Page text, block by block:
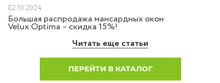
02.10.2024
Большая распродажа мансардных окон
Velux Optima – скидка 15%!
Читать еще статьи
ПЕРЕЙТИ В КАТАЛОГ